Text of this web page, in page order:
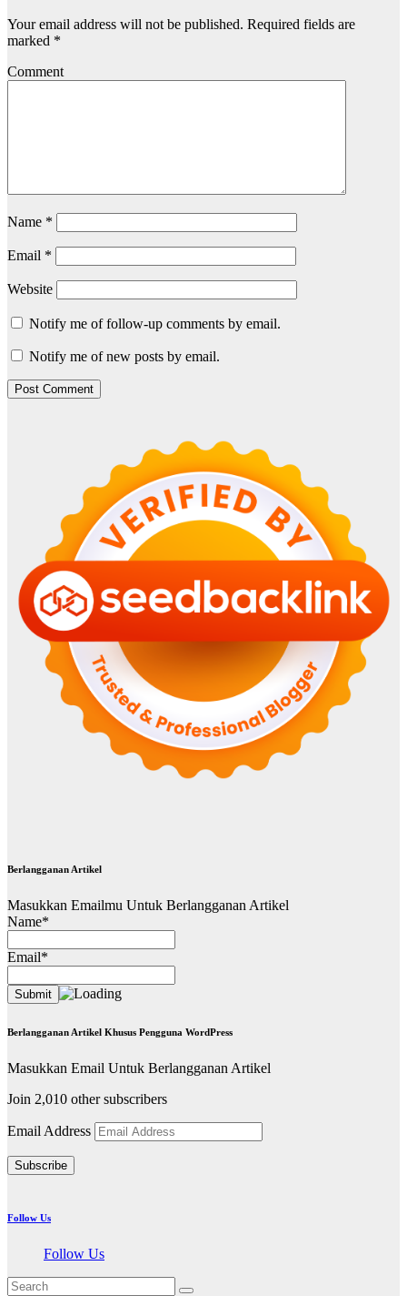
Your email address will not be published. Required fields are
marked *
Comment
Name *
Email *
Website
Notify me of follow-up comments by email.
Notify me of new posts by email.
Berlangganan Artikel
Masukkan Emailmu Untuk Berlangganan Artikel
Name*
Email*
Berlangganan Artikel Khusus Pengguna WordPress
Masukkan Email Untuk Berlangganan Artikel
Join 2,010 other subscribers
Email Address
Subscribe
Follow Us
Follow Us